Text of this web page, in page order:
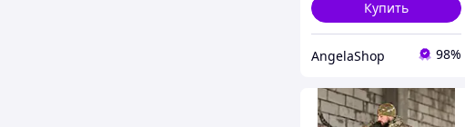
Купить
AngelaShop 98%